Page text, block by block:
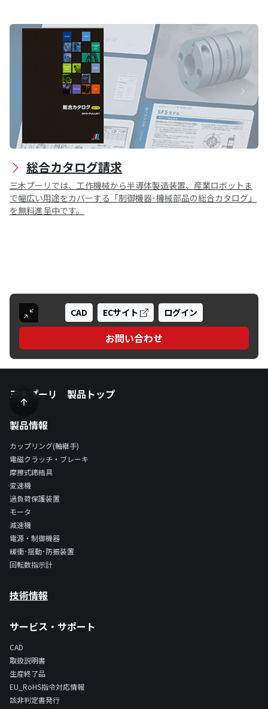
総合カタログ請求
三木プーリでは、工作機械から半導体製造装置、産業ロボットま
で幅広い用途をカバーする「制御機器･機械部品の総合カタログ」
を無料進呈中です。
CAD ECサイト ログイン
お問い合わせ
三木プーリ 製品トップ
製品情報
カップリング(軸継手)
電磁クラッチ・ブレーキ
摩擦式締結具
変速機
過負荷保護装置
モータ
減速機
電源・制御機器
緩衝･揺動･防振装置
回転数指示計
技術情報
サービス・サポート
CAD
取扱説明書
生産終了品
EU_RoHS指令対応情報
該非判定書発行